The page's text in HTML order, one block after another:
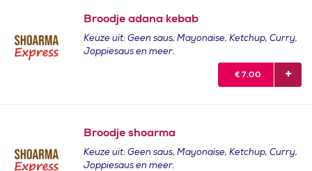
Broodje adana kebab
Keuze uit: Geen saus, Mayonaise, Ketchup, Curry,
Joppiesaus en meer.
€ 7.00
Broodje shoarma
Keuze uit: Geen saus, Mayonaise, Ketchup, Curry,
Joppiesaus en meer.